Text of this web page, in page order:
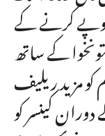
کر 15 لاکھ روپے کرنے کے
کے ساتھ
مزید ریلیف
کینسر کو